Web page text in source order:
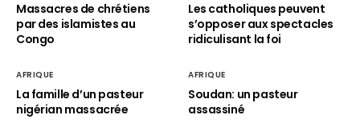
Massacres de chrétiens
par des islamistes au
Congo
Les catholiques peuvent
s’opposer aux spectacles
ridiculisant la foi
AFRIQUE
La famille d’un pasteur
nigérian massacrée
AFRIQUE
Soudan: un pasteur
assassiné